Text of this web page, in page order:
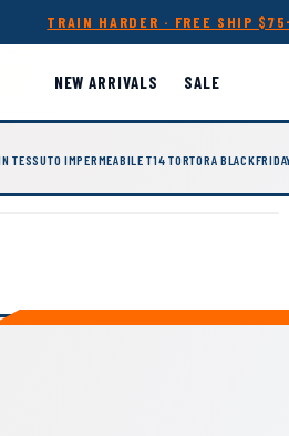
TRAIN HARDER · FREE SHIP
NEW ARRIVALS SALE
TESSUTO IMPERMEABILE T14 TORTORA